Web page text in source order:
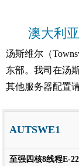
澳大利
汤斯维尔（
东部。我司在汤
其他服务器配置
AUTSWE1
至强四核8线程E-